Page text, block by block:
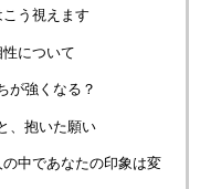
う視えます
性について
が強くなる？
、抱いた願い
中であなたの印象は変